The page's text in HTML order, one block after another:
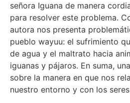
señora Iguana de manera
para resolver este problema.
autora nos presenta
pueblo wayuu: el sufrimiento
de agua y el maltrato hacia
iguanas y pájaros. En suma,
sobre la manera en que nos
nuestro entorno y con los